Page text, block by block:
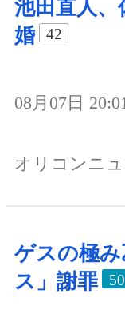
池田直人
婚
42
08月07日 20:01
オリコンニ
ゲスの極み
ス」謝罪
50